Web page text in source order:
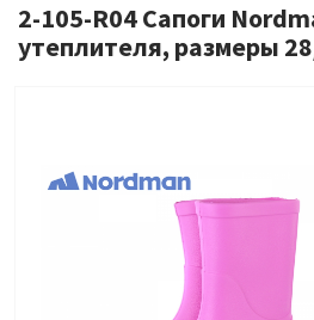
2-105-R04 Сапоги
утеплителя, размеры